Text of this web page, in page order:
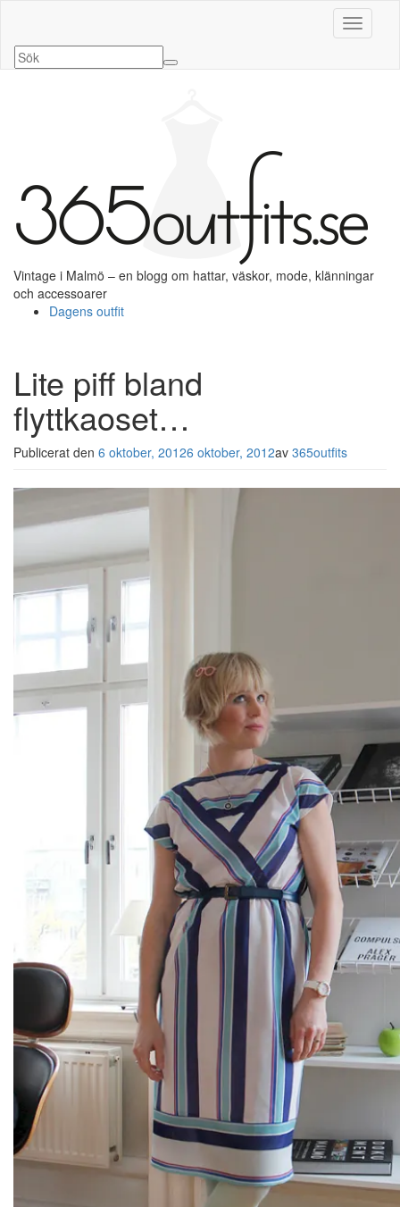
Slå på/
Vintage i Malmö – en blogg om hattar, väskor, mode, klänningar
och accessoarer
Dagens outfit
Lite piff bland
flyttkaoset…
Publicerat den 6 oktober, 20126 oktober, 2012av 365outfits